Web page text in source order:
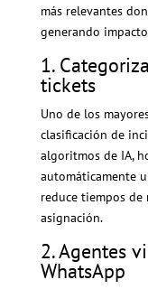
más relevantes
generando
1.
tickets
Uno de los
clasificación de
algoritmos de IA,
automáticamente
reduce tiempos de
asignación.
2. Agentes
WhatsApp